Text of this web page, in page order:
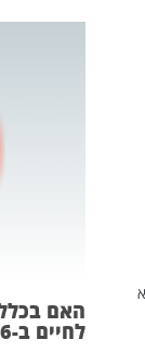
האם
לחיים ב-2026?